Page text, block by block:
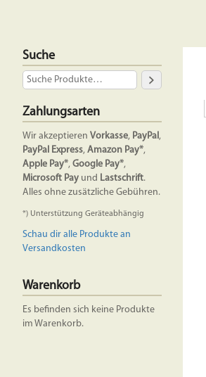
Suche
Zahlungsarten
Wir akzeptieren Vorkasse, PayPal,
PayPal Express, Amazon Pay*,
Apple Pay*, Google Pay*,
Microsoft Pay und Lastschrift.
Alles ohne zusätzliche Gebühren.
*) Unterstützung Geräteabhängig
Schau dir alle Produkte an
Versandkosten
Warenkorb
Es befinden sich keine Produkte
im Warenkorb.